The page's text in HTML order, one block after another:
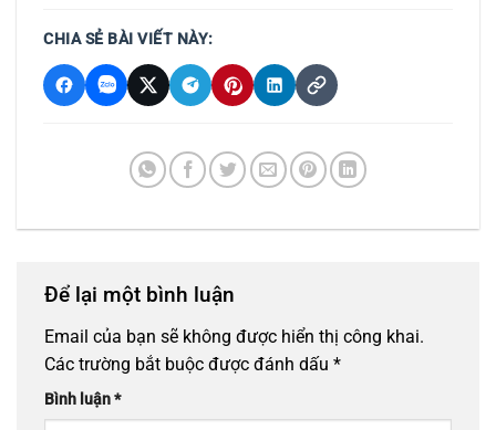
CHIA SẺ BÀI VIẾT NÀY:
Để lại một bình luận
Email của bạn sẽ không được hiển thị công khai.
Các trường bắt buộc được đánh dấu *
Bình luận*